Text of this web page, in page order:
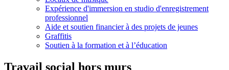
Expérience d'immersion en studio d'enregistrement
professionnel
Aide et soutien financier à des projets de jeunes
Graffitis
Soutien à la formation et à l’éducation
Travail social hors murs